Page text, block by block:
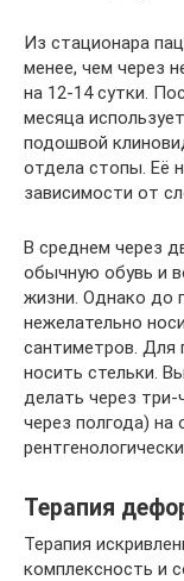
Из стационара
менее, чем через
на 12-14 сутки.
месяца
подошвой
отдела стопы. Её
зависимости от
В среднем через
обычную обувь и
жизни. Однако до
нежелательно
сантиметров. Для
носить стельки.
делать через
через полгода) на
Терапия
Терапия
комплексность и